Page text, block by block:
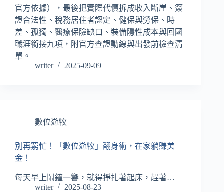
官方依據），最後把實際代價拆成收入斷崖、簽
證合法性、稅務居住者認定、健保與勞保、時
差、孤獨、醫療保險缺口、裝備隱性成本與回國
職涯銜接九項，附官方查證動線與出發前檢查清
單。
writer
2025-09-09
數位遊牧
別再窮忙！「數位遊牧」翻身術，在家躺賺美
金！
每天早上鬧鐘一響，就得掙扎著起床，趕著…
writer
2025-08-23